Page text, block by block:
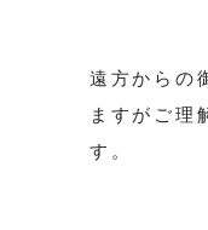
遠方からの
ますがご理
す。